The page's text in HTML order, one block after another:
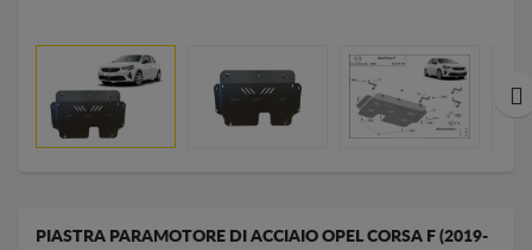
PIASTRA PARAMOTORE DI ACCIAIO OPEL CORSA F (2019-